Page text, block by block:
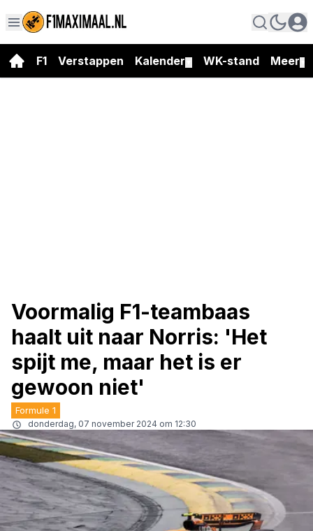
F1 Verstappen Kalender WK-stand Meer
Voormalig F1-teambaas
haalt uit naar Norris: 'Het
spijt me, maar het is er
gewoon niet'
Formule 1
donderdag, 07 november 2024 om 12:30